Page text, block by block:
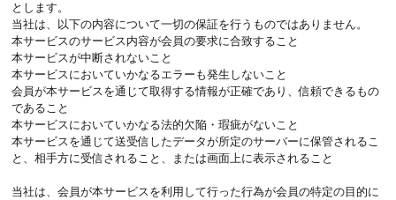
とします。
当社は、以下の内容について一切の保証を行うものではありません。
本サービスのサービス内容が会員の要求に合致すること
本サービスが中断されないこと
本サービスにおいていかなるエラーも発生しないこと
会員が本サービスを通じて取得する情報が正確であり、信頼できるもの
であること
本サービスにおいていかなる法的欠陥・瑕疵がないこと
本サービスを通じて送受信したデータが所定のサーバーに保管されるこ
と、相手方に受信されること、または画面上に表示されること
当社は、会員が本サービスを利用して行った行為が会員の特定の目的に